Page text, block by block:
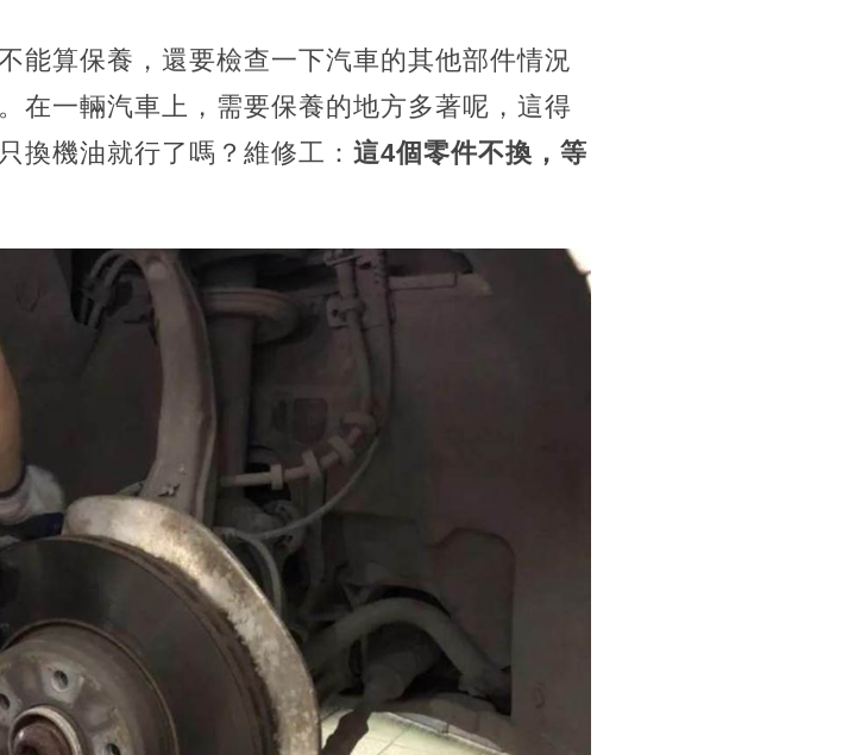
能算保養，還要檢查一下汽車的其他部件情況
。在一輛汽車上，需要保養的地方多著呢，這得
換機油就行了嗎？維修工： 這4個零件不換，等